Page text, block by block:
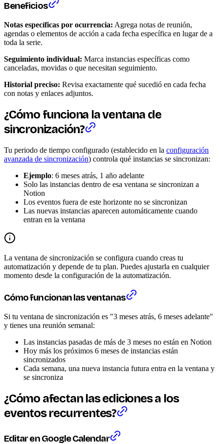
Beneficios
Notas específicas por ocurrencia: Agrega notas de reunión,
agendas o elementos de acción a cada fecha específica en lugar de a
toda la serie.
Seguimiento individual: Marca instancias específicas como
canceladas, movidas o que necesitan seguimiento.
Historial preciso: Revisa exactamente qué sucedió en cada fecha
con notas y enlaces adjuntos.
¿Cómo funciona la ventana de
sincronización?
Tu periodo de tiempo configurado (establecido en la configuración
avanzada de sincronización) controla qué instancias se sincronizan:
Ejemplo: 6 meses atrás, 1 año adelante
Solo las instancias dentro de esa ventana se sincronizan a
Notion
Los eventos fuera de este horizonte no se sincronizan
Las nuevas instancias aparecen automáticamente cuando
entran en la ventana
La ventana de sincronización se configura cuando creas tu
automatización y depende de tu plan. Puedes ajustarla en cualquier
momento desde la configuración de la automatización.
Cómo funcionan las ventanas
Si tu ventana de sincronización es "3 meses atrás, 6 meses adelante"
y tienes una reunión semanal:
Las instancias pasadas de más de 3 meses no están en Notion
Hoy más los próximos 6 meses de instancias están
sincronizados
Cada semana, una nueva instancia futura entra en la ventana y
se sincroniza
¿Cómo afectan las ediciones a los
eventos recurrentes?
Editar en Google Calendar